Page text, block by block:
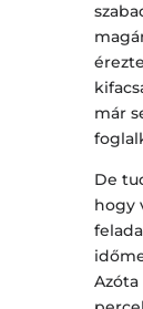
már
De
hogy